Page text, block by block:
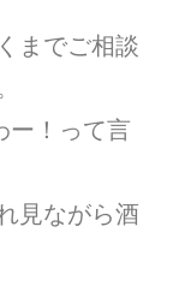
までご相談
ー！って言
見ながら酒